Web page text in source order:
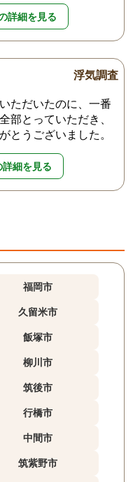
詳細を見る
浮気調査
ただいたのに、一番
部とっていただき、
とうございました。
細を見る
福岡市
久留米市
飯塚市
柳川市
筑後市
行橋市
中間市
筑紫野市